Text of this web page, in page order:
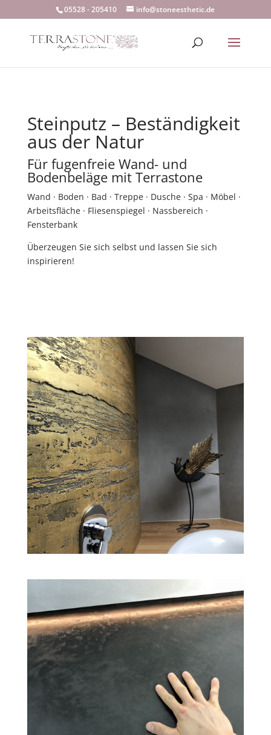
05528 - 205410 info@stoneesthetic.de
Steinputz – Beständigkeit
aus der Natur
Für fugenfreie Wand- und
Bodenbeläge mit Terrastone
Wand · Boden · Bad · Treppe · Dusche · Spa · Möbel ·
Arbeitsfläche · Fliesenspiegel · Nassbereich ·
Fensterbank
Überzeugen Sie sich selbst und lassen Sie sich
inspirieren!